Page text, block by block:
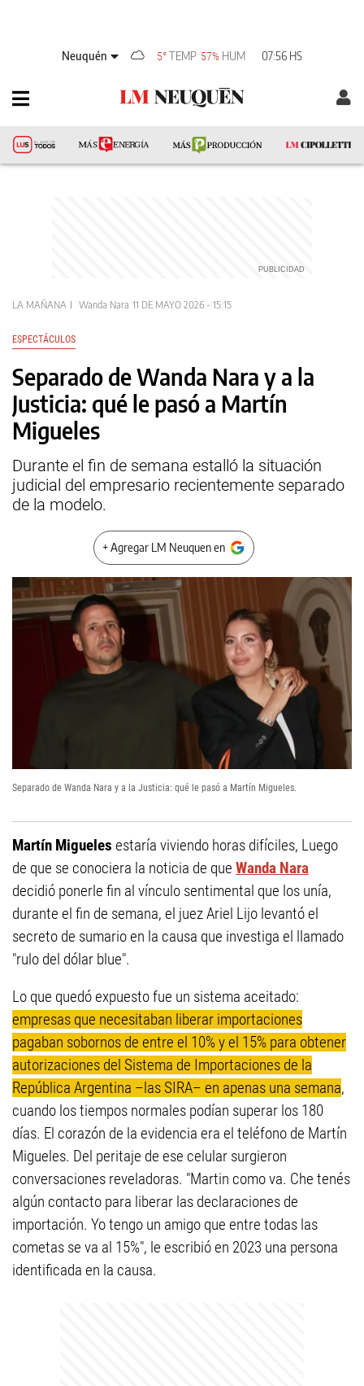
Neuquén 5° TEMP 57% HUM 07:56 HS
LA MAÑANA Wanda Nara 11 DE MAYO 2026 - 15:15
ESPECTÁCULOS
Separado de Wanda Nara y a la
Justicia: qué le pasó a Martín
Migueles
Durante el fin de semana estalló la situación
judicial del empresario recientemente separado
de la modelo.
+ Agregar LM Neuquen en
Separado de Wanda Nara y a la Justicia: qué le pasó a Martín Migueles.
Martín Migueles estaría viviendo horas difíciles, Luego
de que se conociera la noticia de que Wanda Nara
decidió ponerle fin al vínculo sentimental que los unía,
durante el fin de semana, el juez Ariel Lijo levantó el
secreto de sumario en la causa que investiga el llamado
"rulo del dólar blue".
Lo que quedó expuesto fue un sistema aceitado:
empresas que necesitaban liberar importaciones
pagaban sobornos de entre el 10% y el 15% para obtener
autorizaciones del Sistema de Importaciones de la
República Argentina –las SIRA– en apenas una semana,
cuando los tiempos normales podían superar los 180
días. El corazón de la evidencia era el teléfono de Martín
Migueles. Del peritaje de ese celular surgieron
conversaciones reveladoras. "Martin como va. Che tenés
algún contacto para liberar las declaraciones de
importación. Yo tengo un amigo que entre todas las
cometas se va al 15%", le escribió en 2023 una persona
identificada en la causa.